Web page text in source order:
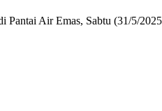
Pantai Air Emas, Sabtu (31/5/